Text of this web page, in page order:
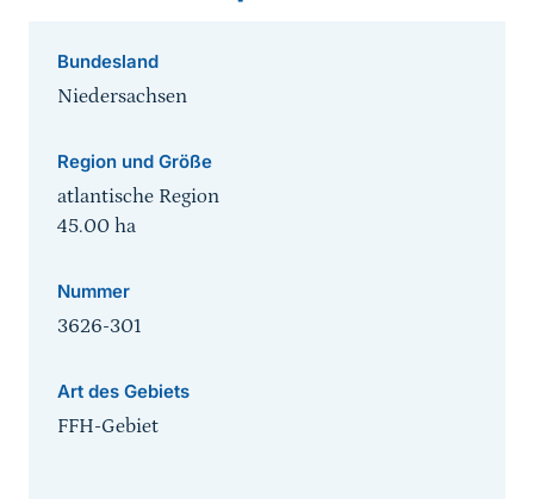
Bundesland
Niedersachsen
Region und Größe
atlantische Region
45.00 ha
Nummer
3626-301
Art des Gebiets
FFH-Gebiet